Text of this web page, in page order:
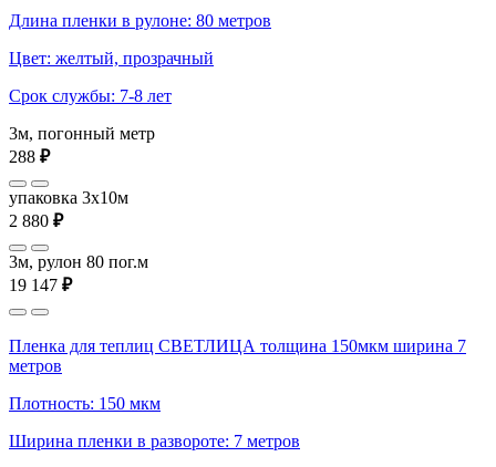
Длина пленки в рулоне: 80 метров
Цвет: желтый, прозрачный
Срок службы: 7-8 лет
3м, погонный метр
288 ₽
упаковка 3x10м
2 880 ₽
3м, рулон 80 пог.м
19 147 ₽
Пленка для теплиц СВЕТЛИЦА толщина 150мкм ширина 7
метров
Плотность: 150 мкм
Ширина пленки в развороте: 7 метров